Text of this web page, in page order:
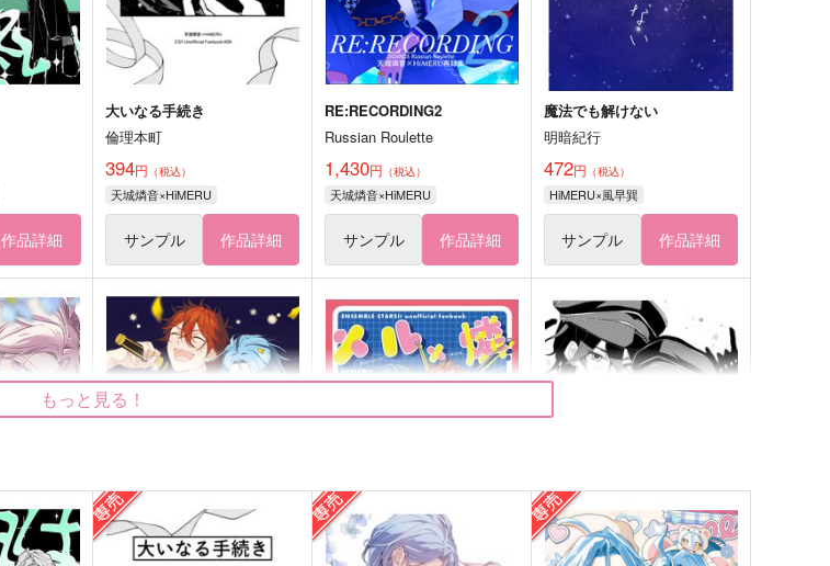
作品詳細
大いなる手続き
倫理本町
394円 （税込）
天城燐音×HiMERU
サンプル 作品詳細
RE:RECORDING2
Russian Roulette
1,430円 （税込）
天城燐音×HiMERU
サンプル 作品詳細
魔法でも解けない
明暗紀行
472円 （税込）
HiMERU×風早巽
サンプル 作品詳細
もっと見る！